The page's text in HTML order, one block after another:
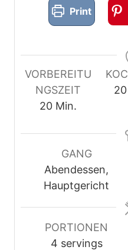
Print
VORBEREITU
NGSZEIT
20M
n
t
e
Min.
20
GANG
Abendessen,
Hauptgericht
PORTIONEN
4 servings